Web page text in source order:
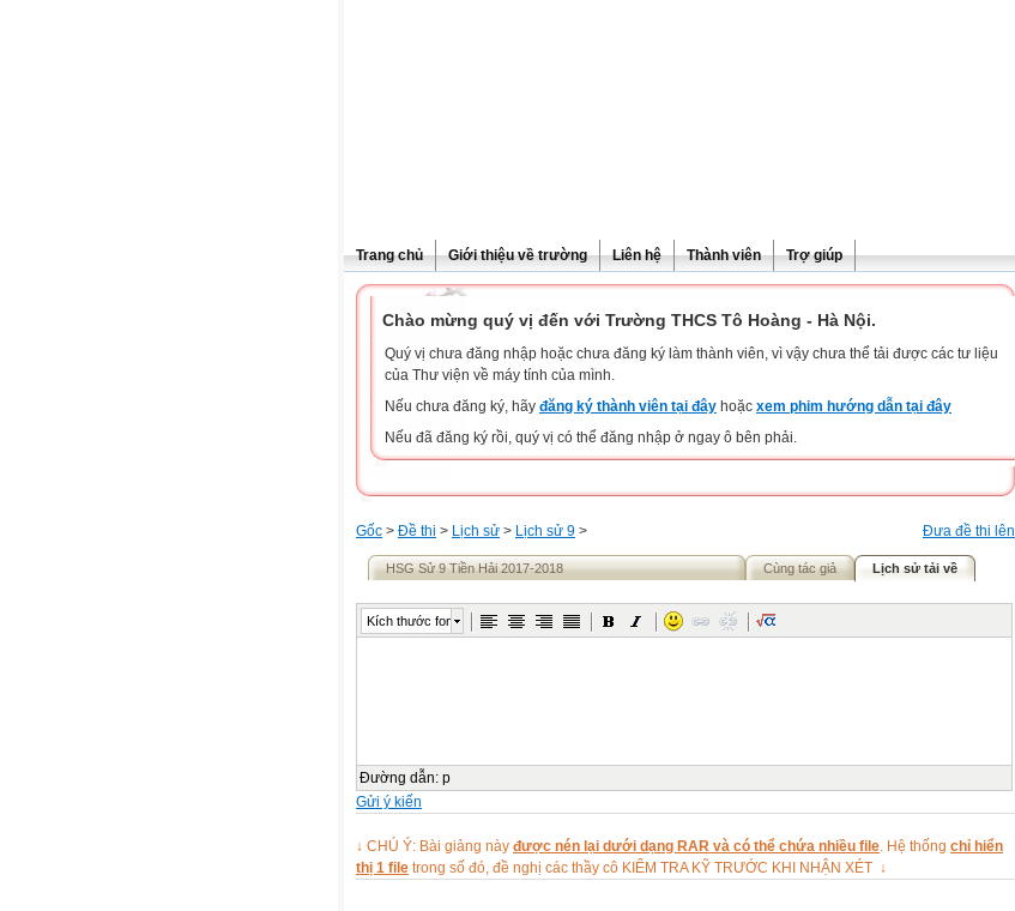
Trang chủ Giới thiệu về trường Liên hệ Thành viên Trợ giúp
Chào mừng quý vị đến với Trường THCS Tô Hoàng - Hà Nội.
Quý vị chưa đăng nhập hoặc chưa đăng ký làm thành viên, vì vậy chưa thể tải được các tư liệu
của Thư viện về máy tính của mình.
Nếu chưa đăng ký, hãy đăng ký thành viên tại đây hoặc xem phim hướng dẫn tại đây
Nếu đã đăng ký rồi, quý vị có thể đăng nhập ở ngay ô bên phải.
Đưa đề thi lên
Gốc > Đề thi > Lịch sử > Lịch sử 9 >
HSG Sử 9 Tiền Hải 2017-2018 Cùng tác giả Lịch sử tải về
Kích thước font
Đường dẫn: p
Gửi ý kiến
↓ CHÚ Ý: Bài giảng này được nén lại dưới dạng RAR và có thể chứa nhiều file . Hệ thống chỉ hiển
thị 1 file trong số đó, đề nghị các thầy cô KIỂM TRA KỸ TRƯỚC KHI NHẬN XÉT ↓